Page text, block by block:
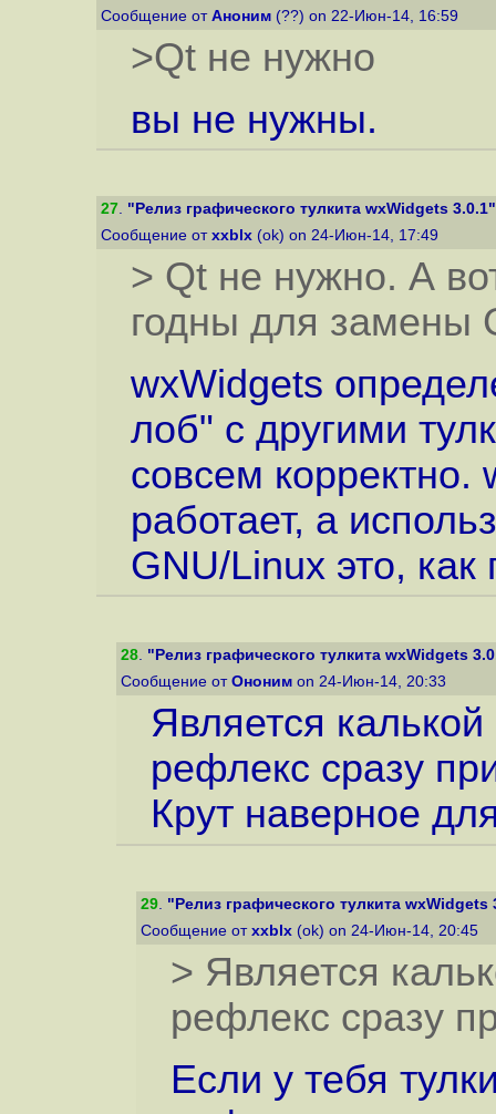
Сообщение от Аноним (??) on 22-Июн-14, 16:59
>Qt не нужно
вы не нужны.
27. "Релиз графического тулкита wxWidgets 3.0.1"
Сообщение от xxblx (ok) on 24-Июн-14, 17:49
> Qt не нужно. А
годны для замены
wxWidgets
лоб" с другими
совсем
работает, а
GNU/Linux это,
28. "Релиз графического тулкита wxWidgets
Сообщение от Ононим on 24-Июн-14, 20:33
Является
рефлекс сразу
Крут наверное
29. "Релиз графического тулкита wxWidgets
Сообщение от xxblx (ok) on 24-Июн-14, 20:45
> Является
рефлекс сразу
Если у тебя